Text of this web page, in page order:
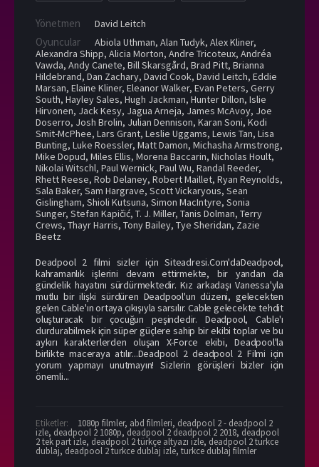
Yönetmen David Leitch
Oyuncular Abiola Uthman, Alan Tudyk, Alex Kliner,
Alexandra Shipp, Alicia Morton, Andre Tricoteux, Andréa
Vawda, Andy Canete, Bill Skarsgård, Brad Pitt, Brianna
Hildebrand, Dan Zachary, David Cook, David Leitch, Eddie
Marsan, Elaine Kliner, Eleanor Walker, Evan Peters, Gerry
South, Hayley Sales, Hugh Jackman, Hunter Dillon, Islie
Hirvonen, Jack Kesy, Jagua Arneja, James McAvoy, Joe
Doserro, Josh Brolin, Julian Dennison, Karan Soni, Kodi
Smit-McPhee, Lars Grant, Leslie Uggams, Lewis Tan, Lisa
Bunting, Luke Roessler, Matt Damon, Michasha Armstrong,
Mike Dopud, Miles Ellis, Morena Baccarin, Nicholas Hoult,
Nikolai Witschl, Paul Wernick, Paul Wu, Randal Reeder,
Rhett Reese, Rob Delaney, Robert Maillet, Ryan Reynolds,
Sala Baker, Sam Hargrave, Scott Vickaryous, Sean
Gislingham, Shioli Kutsuna, Simon MacIntyre, Sonia
Sunger, Stefan Kapičić, T. J. Miller, Tanis Dolman, Terry
Crews, Thayr Harris, Tony Bailey, Tye Sheridan, Zazie
Beetz
Deadpool 2 filmi sizler için Siteadresi.Com'daDeadpool,
kahramanlık işlerini devam ettirmekte, bir yandan da
gündelik hayatını sürdürmektedir. Kız arkadaşı Vanessa'yla
mutlu bir ilişki sürdüren Deadpool'un düzeni, gelecekten
gelen Cable'ın ortaya çıkışıyla sarsılır. Cable gelecekte tehdit
oluşturacak bir çocuğun peşindedir. Deadpool, Cable'ı
durdurabilmek için süper güçlere sahip bir ekibi toplar ve bu
aykırı karakterlerden oluşan X-Force ekibi, Deadpool'la
birlikte maceraya atılır...Deadpool 2 deadpool 2 Filmi için
yorum yapmayı unutmayın! Sizlerin görüşleri bizler için
önemli...
Etiketler: 1080p filmler, abd filmleri, deadpool 2 - deadpool 2
izle, deadpool 2 1080p, deadpool 2 deadpool 2 2018, deadpool
2 tek part izle, deadpool 2 türkçe altyazı izle, deadpool 2 turkce
dublaj, deadpool 2 turkce dublaj izle, turkce dublaj filmler